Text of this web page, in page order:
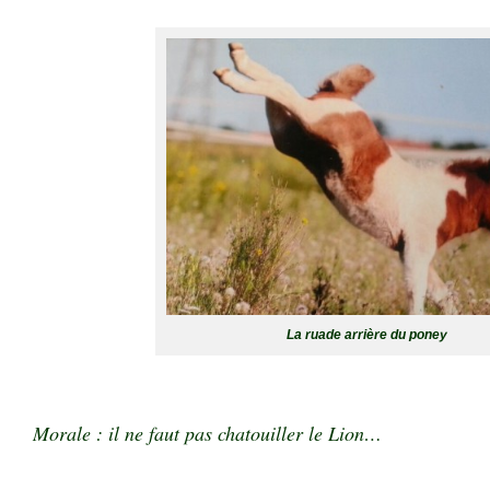
La ruade arrière du poney
Morale : il ne faut pas chatouiller le Lion…